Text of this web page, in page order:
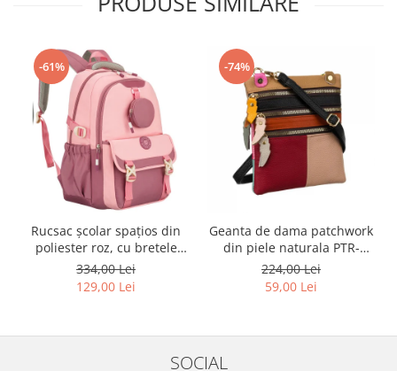
-61%
Rucsac școlar spațios din
poliester roz, cu bretele
reglabile - Peterson PTR-
PTN 8610-1327 PINK
334,00 Lei
129,00 Lei
-74%
Geanta de dama patchwork
din piele naturala PTR-
1718-SKL-6922 MULTI
224,00 Lei
59,00 Lei
SOCIAL